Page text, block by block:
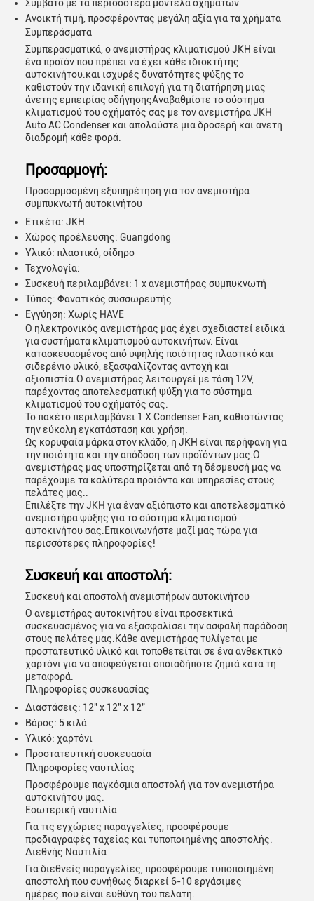
Συμβατό με τα περισσότερα μοντέλα οχημάτων
Ανοικτή τιμή, προσφέροντας μεγάλη αξία για τα χρήματα
Συμπεράσματα
Συμπερασματικά, ο ανεμιστήρας κλιματισμού JKH είναι
ένα προϊόν που πρέπει να έχει κάθε ιδιοκτήτης
αυτοκινήτου.και ισχυρές δυνατότητες ψύξης το
καθιστούν την ιδανική επιλογή για τη διατήρηση μιας
άνετης εμπειρίας οδήγησηςΑναβαθμίστε το σύστημα
κλιματισμού του οχήματός σας με τον ανεμιστήρα JKH
Auto AC Condenser και απολαύστε μια δροσερή και άνετη
διαδρομή κάθε φορά.
Προσαρμογή:
Προσαρμοσμένη εξυπηρέτηση για τον ανεμιστήρα
συμπυκνωτή αυτοκινήτου
Ετικέτα: JKH
Χώρος προέλευσης: Guangdong
Υλικό: πλαστικό, σίδηρο
Τεχνολογία:
Συσκευή περιλαμβάνει: 1 x ανεμιστήρας συμπυκνωτή
Τύπος: Φανατικός συσσωρευτής
Εγγύηση: Χωρίς HAVE
Ο ηλεκτρονικός ανεμιστήρας μας έχει σχεδιαστεί ειδικά
για συστήματα κλιματισμού αυτοκινήτων. Είναι
κατασκευασμένος από υψηλής ποιότητας πλαστικό και
σιδερένιο υλικό, εξασφαλίζοντας αντοχή και
αξιοπιστία.Ο ανεμιστήρας λειτουργεί με τάση 12V,
παρέχοντας αποτελεσματική ψύξη για το σύστημα
κλιματισμού του οχήματός σας.
Το πακέτο περιλαμβάνει 1 X Condenser Fan, καθιστώντας
την εύκολη εγκατάσταση και χρήση.
Ως κορυφαία μάρκα στον κλάδο, η JKH είναι περήφανη για
την ποιότητα και την απόδοση των προϊόντων μας.Ο
ανεμιστήρας μας υποστηρίζεται από τη δέσμευσή μας να
παρέχουμε τα καλύτερα προϊόντα και υπηρεσίες στους
πελάτες μας..
Επιλέξτε την JKH για έναν αξιόπιστο και αποτελεσματικό
ανεμιστήρα ψύξης για το σύστημα κλιματισμού
αυτοκινήτου σας.Επικοινωνήστε μαζί μας τώρα για
περισσότερες πληροφορίες!
Συσκευή και αποστολή:
Συσκευή και αποστολή ανεμιστήρων αυτοκινήτου
Ο ανεμιστήρας αυτοκινήτου είναι προσεκτικά
συσκευασμένος για να εξασφαλίσει την ασφαλή παράδοση
στους πελάτες μας.Κάθε ανεμιστήρας τυλίγεται με
προστατευτικό υλικό και τοποθετείται σε ένα ανθεκτικό
χαρτόνι για να αποφεύγεται οποιαδήποτε ζημιά κατά τη
μεταφορά.
Πληροφορίες συσκευασίας
Διαστάσεις: 12" x 12" x 12"
Βάρος: 5 κιλά
Υλικό: χαρτόνι
Προστατευτική συσκευασία
Πληροφορίες ναυτιλίας
Προσφέρουμε παγκόσμια αποστολή για τον ανεμιστήρα
αυτοκινήτου μας.
Εσωτερική ναυτιλία
Για τις εγχώριες παραγγελίες, προσφέρουμε
προδιαγραφές ταχείας και τυποποιημένης αποστολής.
Διεθνής Ναυτιλία
Για διεθνείς παραγγελίες, προσφέρουμε τυποποιημένη
αποστολή που συνήθως διαρκεί 6-10 εργάσιμες
ημέρες.που είναι ευθύνη του πελάτη.